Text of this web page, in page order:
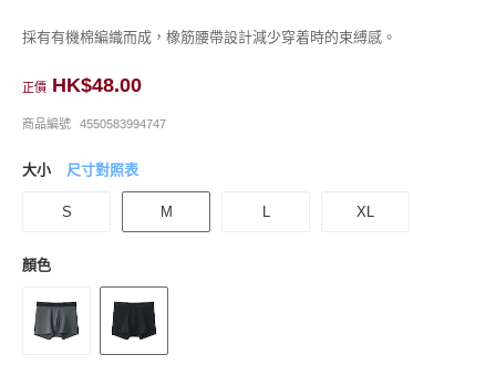
採有有機棉編織而成，橡筋腰帶設計減少穿着時的束縛感。
正價 HK$48.00
商品編號 4550583994747
大小 尺寸對照表
S M L XL
顏色